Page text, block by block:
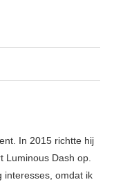
In 2015 richtte hij
Luminous Dash op.
interesses, omdat ik